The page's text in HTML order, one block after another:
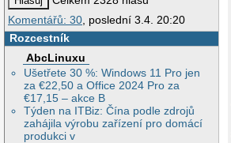
Komentářů: 30, poslední 3.4. 20:20
Rozcestník
AbcLinuxu
Ušetřete 30 %: Windows 11 Pro jen
za €22,50 a Office 2024 Pro za
€17,15 – akce B
Týden na ITBiz: Čína podle zdrojů
zahájila výrobu zařízení pro domácí
produkci v